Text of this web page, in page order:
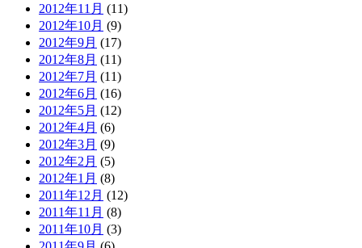
2012年11月 (11)
2012年10月 (9)
2012年9月 (17)
2012年8月 (11)
2012年7月 (11)
2012年6月 (16)
2012年5月 (12)
2012年4月 (6)
2012年3月 (9)
2012年2月 (5)
2012年1月 (8)
2011年12月 (12)
2011年11月 (8)
2011年10月 (3)